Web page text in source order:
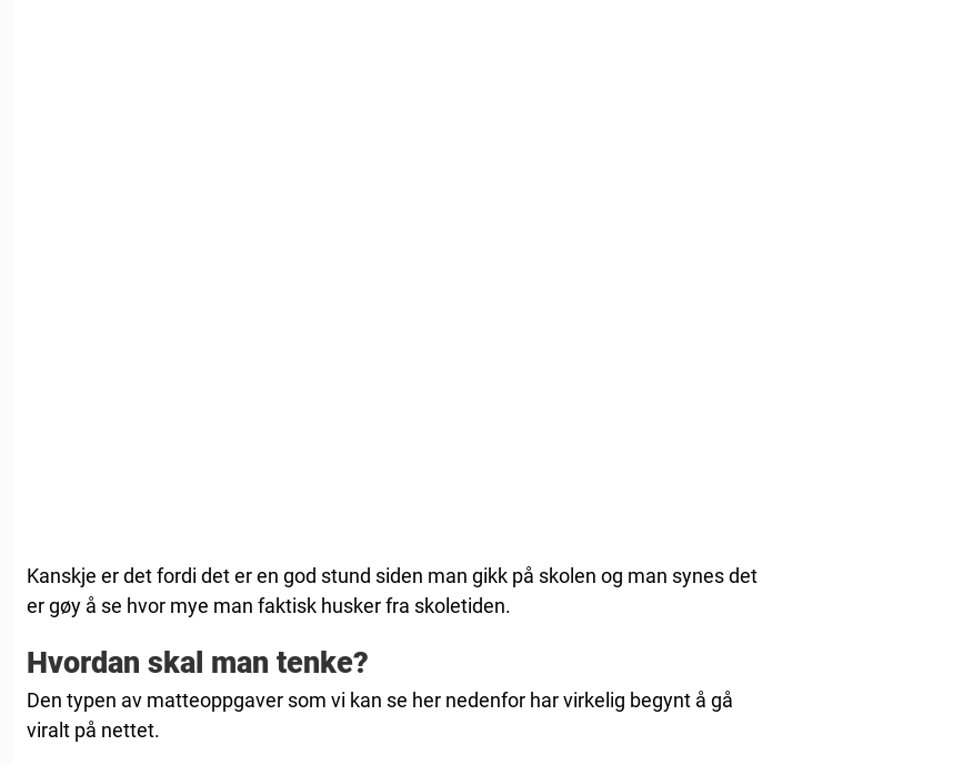
Kanskje er det fordi det er en god stund siden man gikk på skolen og man synes det
er gøy å se hvor mye man faktisk husker fra skoletiden.
Hvordan skal man tenke?
Den typen av matteoppgaver som vi kan se her nedenfor har virkelig begynt å gå
viralt på nettet.